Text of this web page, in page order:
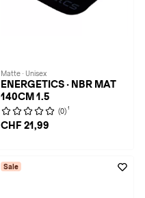
Matte · Unisex
ENERGETICS · NBR MAT
140CM 1.5
(0) 1
CHF 21,99
Sale